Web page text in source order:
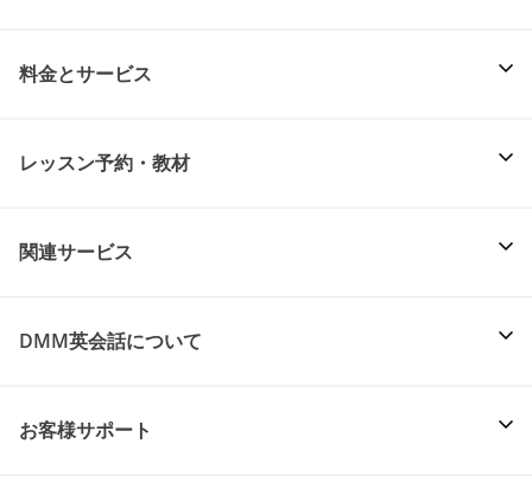
料金とサービス
レッスン予約・教材
関連サービス
DMM英会話について
お客様サポート